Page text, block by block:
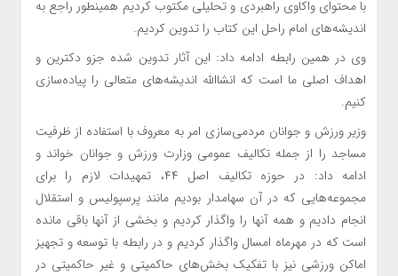
با محتوای واکاوی راهبردی و تحلیلی مکتوب کردیم همینطور راجع به
اندیشه‌های امام راحل این کتاب را تدوین کردیم.
وی در همین رابطه ادامه داد: این آثار تدوین شده جزو دکترین و
اهداف اصلی ما است که انشاالله اندیشه‌های متعالی را پیاده‌سازی
کنیم.
وزیر ورزش و جوانان مردمی‌سازی امر به معروف با استفاده از ظرفیت
مساجد را از جمله تکالیف عمومی وزارت ورزش و جوانان خواند و
ادامه داد: در حوزه تکالیف اصل ۴۴، تمهیدات لازم را برای
مجموعه‌هایی که در آن سهامدار بودیم مانند پرسپولیس و استقلال
انجام دادیم و همه آنها را واگذار کردیم و بخشی از آنها باقی مانده
است که در مهرماه امسال واگذار کردیم و در رابطه با توسعه و تجهیز
اماکن ورزشی نیز با تفکیک بخش‌های حاکمیتی و غیر حاکمیتی در